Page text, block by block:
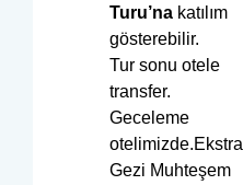
Turu’na katılım
gösterebilir.
Tur sonu otele
transfer.
Geceleme
otelimizde.Ekstra
Gezi Muhteşem